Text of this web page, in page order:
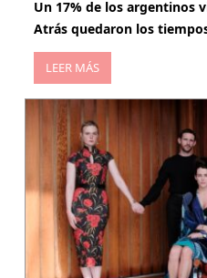
Un 17% de los argentinos
Atrás quedaron los
LEER MÁS